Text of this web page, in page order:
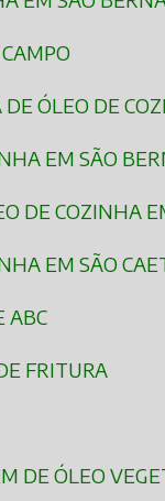
DE ÓLEO DE
EM SÃO
DE COZINHA
EM SÃO
ABC
FRITURA
DE ÓLEO